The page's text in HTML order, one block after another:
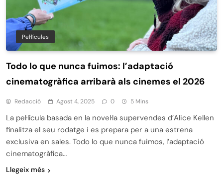
Pel·lícules
Todo lo que nunca fuimos: l’adaptació
cinematogràfica arribarà als cinemes el 2026
Redacció Agost 4, 2025 0 5 Mins
La pel·lícula basada en la novel·la supervendes d’Alice Kellen
finalitza el seu rodatge i es prepara per a una estrena
exclusiva en sales. Todo lo que nunca fuimos, l’adaptació
cinematogràfica…
Llegeix més